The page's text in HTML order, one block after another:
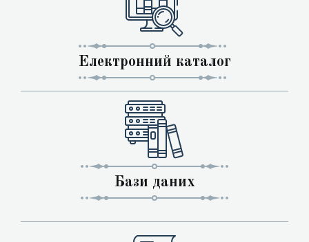
Електронний каталог
Бази даних